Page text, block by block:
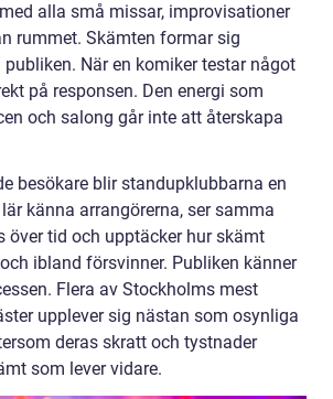
alla små missar, improvisationer
rummet. Skämten formar sig
När en komiker testar något
på responsen. Den energi som
och salong går inte att återskapa
besökare blir standupklubbarna en
känna arrangörerna, ser samma
över tid och upptäcker hur skämt
ibland försvinner. Publiken känner
Flera av Stockholms mest
upplever sig nästan som osynliga
deras skratt och tystnader
som lever vidare.